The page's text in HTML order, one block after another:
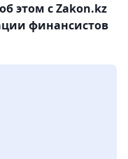
этом с Zakon.kz
финансистов